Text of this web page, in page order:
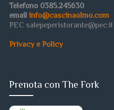
Telefono 0385.245630
email info@cascinaolmo.com
PEC salepeperistorante@pec.it
Privacy e Policy
Prenota con The Fork